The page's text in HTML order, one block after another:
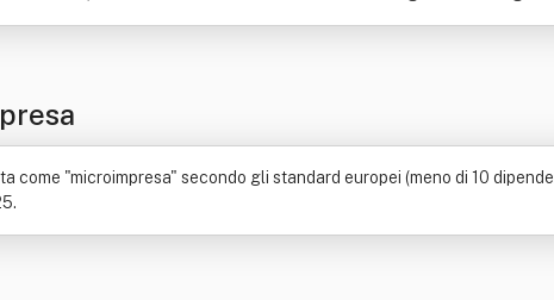
come "microimpresa" secondo gli standard europei (meno di 10